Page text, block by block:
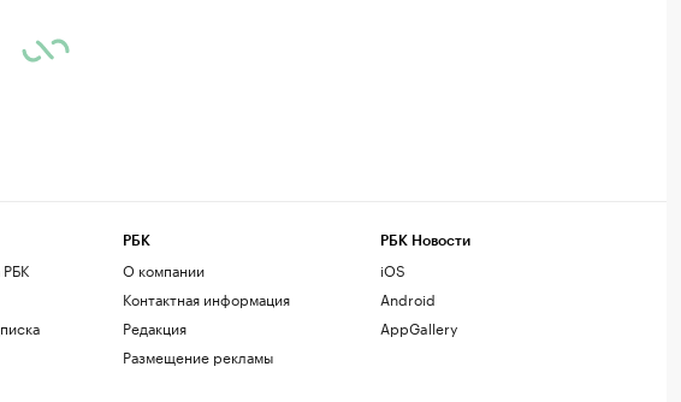
РБК
О компании
Контактная информация
Редакция
Размещение рекламы
РБК Новости
iOS
Android
AppGallery